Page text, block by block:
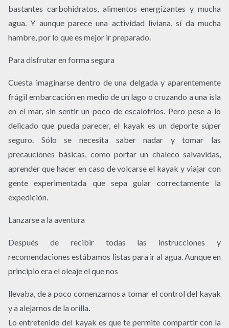
bastantes carbohidratos, alimentos energizantes y mucha
agua. Y aunque parece una actividad liviana, sí da mucha
hambre, por lo que es mejor ir preparado.
Para disfrutar en forma segura
Cuesta imaginarse dentro de una delgada y aparentemente
frágil embarcación en medio de un lago o cruzando a una isla
en el mar, sin sentir un poco de escalofríos. Pero pese a lo
delicado que pueda parecer, el kayak es un deporte súper
seguro. Sólo se necesita saber nadar y tomar las
precauciones básicas, como portar un chaleco salvavidas,
aprender que hacer en caso de volcarse el kayak y viajar con
gente experimentada que sepa guiar correctamente la
expedición.
Lanzarse a la aventura
Después de recibir todas las instrucciones y
recomendaciones estábamos listas para ir al agua. Aunque en
principio era el oleaje el que nos
llevaba, de a poco comenzamos a tomar el control del kayak
y a alejarnos de la orilla.
Lo entretenido del kayak es que te permite compartir con la